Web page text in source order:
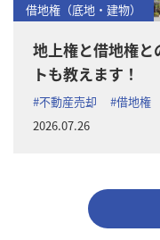
借地権（底地・建物）
地上権と借地権と
トも教えます！
#不動産売却 #借地権
2026.07.26